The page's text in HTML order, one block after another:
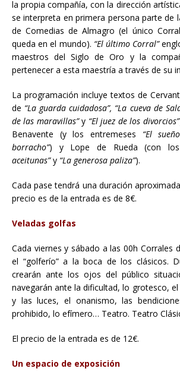
la propia compañía, con la dirección
se interpreta en primera persona parte de
de Comedias de Almagro (el único
queda en el mundo). “El último Corral”
maestros del Siglo de Oro y la
pertenecer a esta maestría a través de su
La programación incluye textos de
de “La guarda cuidadosa”, “La cueva de
de las maravillas”y “El juez de los divorcios”
Benavente (y los entremeses “El
borracho”) y Lope de Rueda (con los
aceitunas”y “La generosa paliza”).
Cada pase tendrá una duración
precio es de la entrada es de 8€.
Veladas golfas
Cada viernes y sábado a las 00h Corrales
el “golferío” a la boca de los clásicos.
crearán ante los ojos del público
navegarán ante la dificultad, lo grotesco,
y las luces, el onanismo, las
prohibido, lo efímero… Teatro. Teatro
El precio de la entrada es de 12€.
Un espacio de exposición